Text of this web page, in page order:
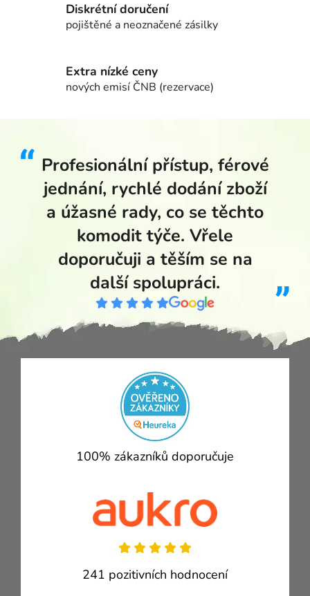
Diskrétní doručení
pojištěné a neoznačené zásilky
Extra nízké ceny
nových emisí ČNB (rezervace)
Profesionální přístup, férové
jednání, rychlé dodání zboží
a úžasné rady, co se těchto
komodit týče. Vřele
doporučuji a těším se na
další spolupráci.
100% zákazníků doporučuje
241 pozitivních hodnocení